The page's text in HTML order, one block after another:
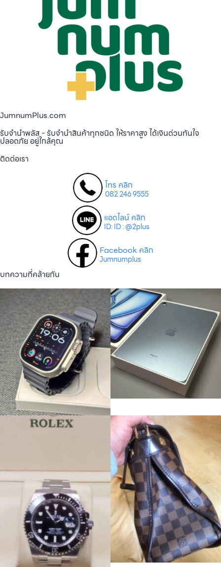
JumnumPlus.com
รับจำนำพลัส - รับจำนำสินค้าทุกชนิด ให้ราคาสูง ได้เงินด่วนทันใจ
ปลอดภัย อยู่ใกล้คุณ
ติดต่อเรา
โทร คลิก
082 246 9555
แอดไลน์ คลิก
ID: ID : @2plus
Facebook คลิก
Jumnumplus
บทความที่คล้ายกัน